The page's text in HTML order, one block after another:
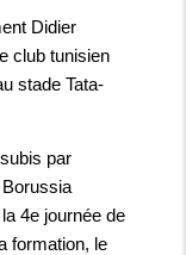
Didier
club tunisien
stade Tata-
par
4e journée de
formation, le